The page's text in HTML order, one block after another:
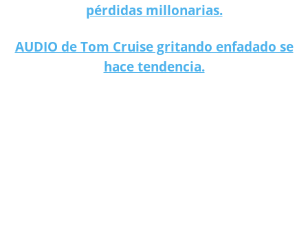
pérdidas millonarias.
AUDIO de Tom Cruise gritando enfadado se
hace tendencia.